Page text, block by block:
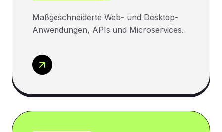
Maßgeschneiderte Web- und Desktop-
Anwendungen, APIs und Microservices.